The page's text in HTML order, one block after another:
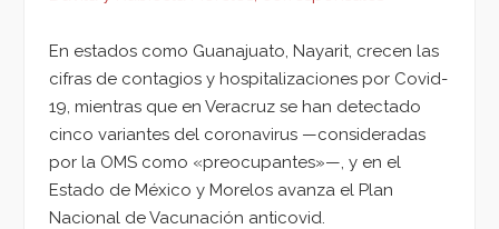
En estados como Guanajuato, Nayarit, crecen las
cifras de contagios y hospitalizaciones por Covid-
19, mientras que en Veracruz se han detectado
cinco variantes del coronavirus —consideradas
por la OMS como «preocupantes»—, y en el
Estado de México y Morelos avanza el Plan
Nacional de Vacunación anticovid.